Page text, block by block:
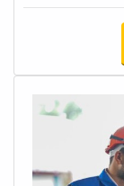
trabalhadores.